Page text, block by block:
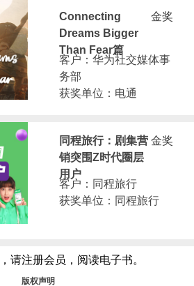
金奖
Connecting
Dreams Bigger
Than Fear篇
客户：华为社交媒体事
务部
获奖单位：电通
金奖
同程旅行：剧集营
销突围Z时代圈层
用户
客户：同程旅行
获奖单位：同程旅行
请注册会员，阅读电子书。
版权声明